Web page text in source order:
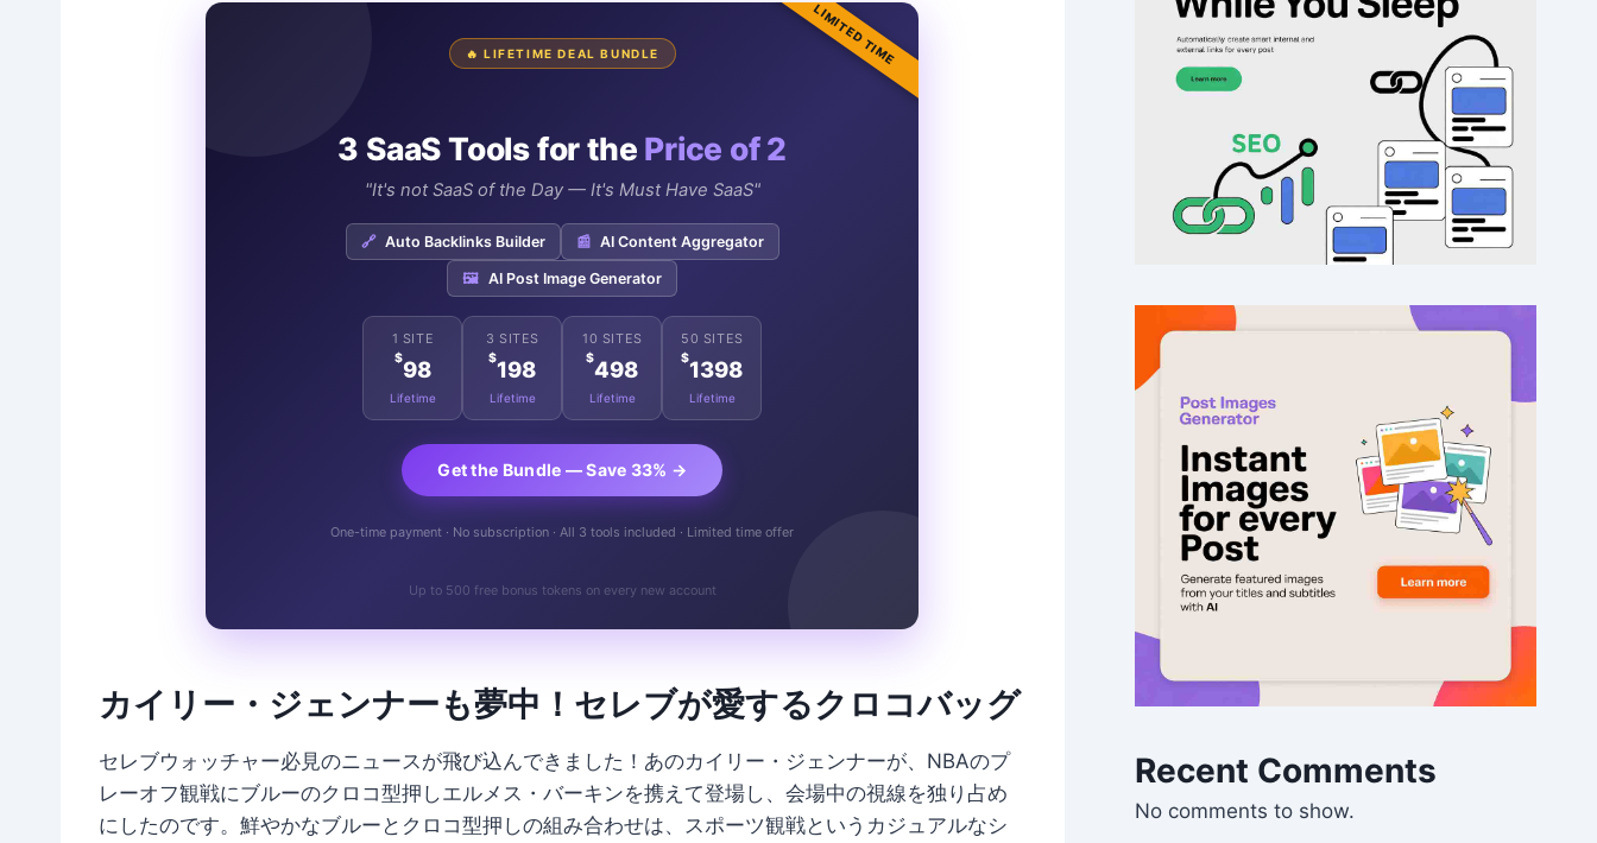
LIMITED TIME
🔥 LIFETIME DEAL BUNDLE
3 SaaS Tools for the Price of 2
"It's not SaaS of the Day — It's Must Have SaaS"
🔗 Auto Backlinks Builder 📰 AI Content Aggregator
🖼️ AI Post Image Generator
1 SITE
$98
Lifetime
3 SITES
$198
Lifetime
10 SITES
$498
Lifetime
50 SITES
$1398
Lifetime
Get the Bundle — Save 33% →
One-time payment · No subscription · All 3 tools included · Limited time offer
Up to 500 free bonus tokens on every new account
カイリー・ジェンナーも夢中！セレブが愛するクロコバッグ
セレブウォッチャー必見のニュースが飛び込んできました！あのカイリー・ジェンナーが、NBAのプ
レーオフ観戦にブルーのクロコ型押しエルメス・バーキンを携えて登場し、会場中の視線を独り占め
にしたのです。鮮やかなブルーとクロコ型押しの組み合わせは、スポーツ観戦というカジュアルなシ
Recent Comments
No comments to show.